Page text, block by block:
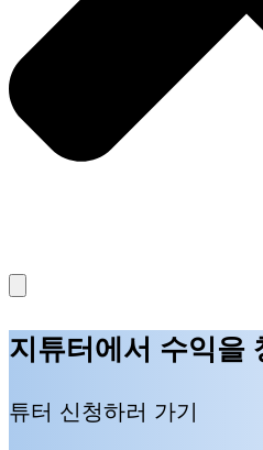
지튜터에서 수익을
튜터 신청하러 가기